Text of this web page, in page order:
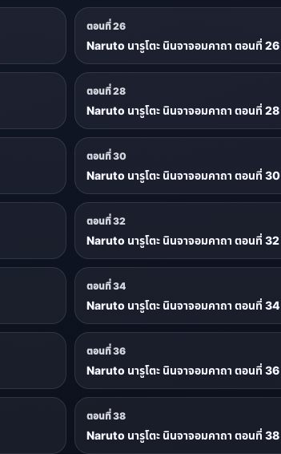
ตอนที่ 26
Naruto นารูโตะ นินจาจอมคาถา ตอนที่ 26
ตอนที่ 28
Naruto นารูโตะ นินจาจอมคาถา ตอนที่ 28
ตอนที่ 30
Naruto นารูโตะ นินจาจอมคาถา ตอนที่ 30
ตอนที่ 32
Naruto นารูโตะ นินจาจอมคาถา ตอนที่ 32
ตอนที่ 34
Naruto นารูโตะ นินจาจอมคาถา ตอนที่ 34
ตอนที่ 36
Naruto นารูโตะ นินจาจอมคาถา ตอนที่ 36
ตอนที่ 38
Naruto นารูโตะ นินจาจอมคาถา ตอนที่ 38